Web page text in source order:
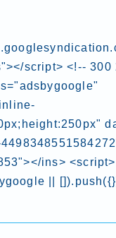
script> <!-- 300
ins>
||